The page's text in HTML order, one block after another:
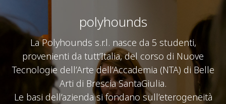
polyhounds
La Polyhounds s.r.l. nasce da 5 studenti,
provenienti da tutt’Italia, del corso di Nuove
Tecnologie dell’Arte dell’Accademia (NTA) di Belle
Arti di Brescia SantaGiulia.
Le basi dell’azienda si fondano sull’eterogeneità